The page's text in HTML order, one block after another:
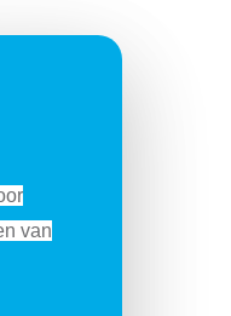
van